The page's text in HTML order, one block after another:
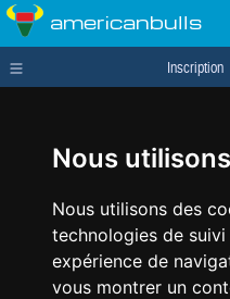
Nous
Nous utilisons des
technologies de
expérience de
vous montrer un
americanbulls
Inscription